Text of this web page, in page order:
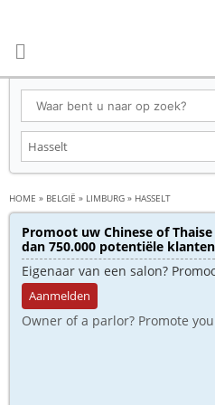
HOME » BELGIË » LIMBURG » HASSELT
Promoot uw Chinese of
dan 750.000 potentiële
Eigenaar van een salon?
Aanmelden
Owner of a parlor? Promote